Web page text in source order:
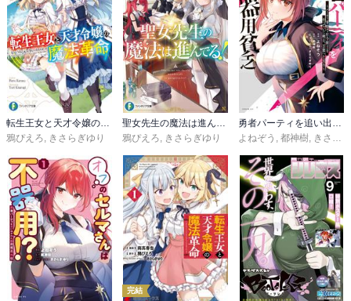
鴉ぴえろ
きさらぎゆり
鴉ぴえろ
きさらぎゆり
よねぞう
都神樹 きさらぎゆり
完結